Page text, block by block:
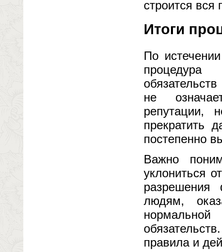
строится вся
Итоги
По
процедура
не
репутации,
прекратить
постепенно
Важно
уклониться
людям,
правила и